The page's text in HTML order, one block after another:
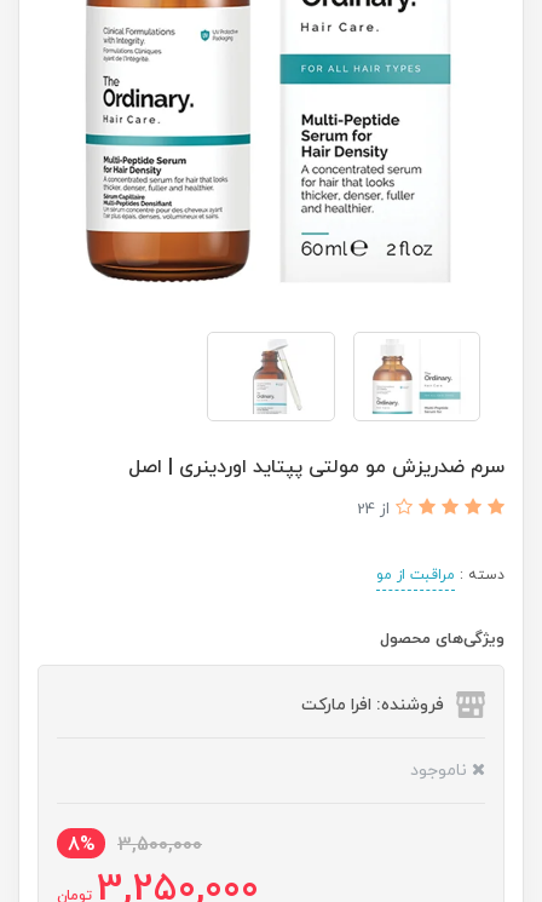
سرم ضدریزش مو‌ مولتی پپتاید اوردینری | اصل
از 24
دسته : مراقبت از مو
ویژگی‌های محصول
فروشنده: افرا مارکت
ناموجود
3,500,000
8%
3,250,000 تومان